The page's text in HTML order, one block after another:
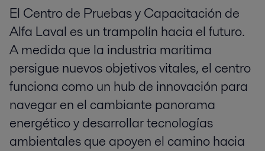
El Centro de Pruebas y Capacitación de
Alfa Laval es un trampolín hacia el futuro.
A medida que la industria marítima
persigue nuevos objetivos vitales, el centro
funciona como un hub de innovación para
navegar en el cambiante panorama
energético y desarrollar tecnologías
ambientales que apoyen el camino hacia